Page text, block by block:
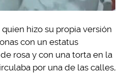
hizo su propia versión
con un estatus
rosa y con una torta en la
por una de las calles,